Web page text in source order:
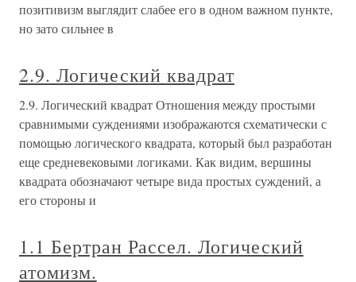
позитивизм выглядит слабее его в одном важном пункте,
но зато сильнее в
2.9. Логический квадрат
2.9. Логический квадрат Отношения между простыми
сравнимыми суждениями изображаются схематически с
помощью логического квадрата, который был разработан
еще средневековыми логиками. Как видим, вершины
квадрата обозначают четыре вида простых суждений, а
его стороны и
1.1 Бертран Рассел. Логический
атомизм.